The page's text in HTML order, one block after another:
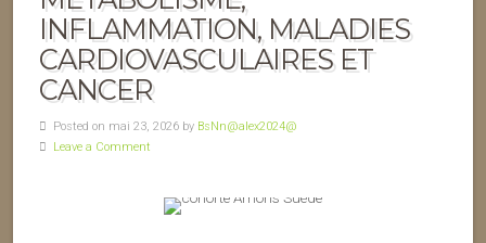
INFLAMMATION, MALADIES
CARDIOVASCULAIRES ET
CANCER
Posted on mai 23, 2026 by BsNn@alex2024@
Leave a Comment